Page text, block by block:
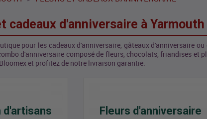
cadeaux d'anniversaire à Yarmouth
pour les cadeaux d'anniversaire, gâteaux d'anniversaire
d'anniversaire composé de fleurs, chocolats, friandises et
et profitez de notre livraison garantie.
d'artisans
Fleurs d'anniversaire